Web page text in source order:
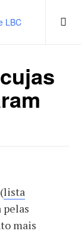
lista
pelas
mais